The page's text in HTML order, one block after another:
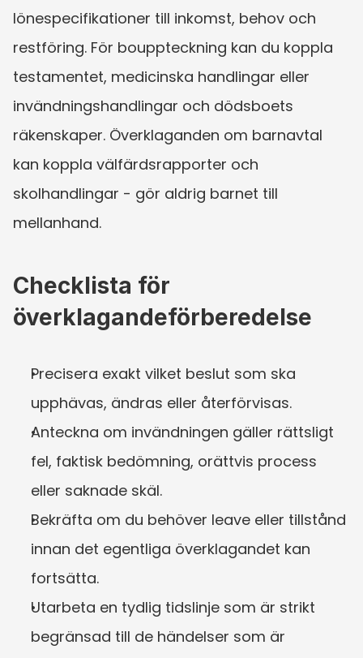
lönespecifikationer till inkomst, behov och
restföring. För bouppteckning kan du koppla
testamentet, medicinska handlingar eller
invändningshandlingar och dödsboets
räkenskaper. Överklaganden om barnavtal
kan koppla välfärdsrapporter och
skolhandlingar - gör aldrig barnet till
mellanhand.
Checklista för
överklagandeförberedelse
Precisera exakt vilket beslut som ska
upphävas, ändras eller återförvisas.
Anteckna om invändningen gäller rättsligt
fel, faktisk bedömning, orättvis process
eller saknade skäl.
Bekräfta om du behöver leave eller tillstånd
innan det egentliga överklagandet kan
fortsätta.
Utarbeta en tydlig tidslinje som är strikt
begränsad till de händelser som är